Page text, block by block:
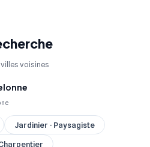
voisines
Jardinier - Paysagiste